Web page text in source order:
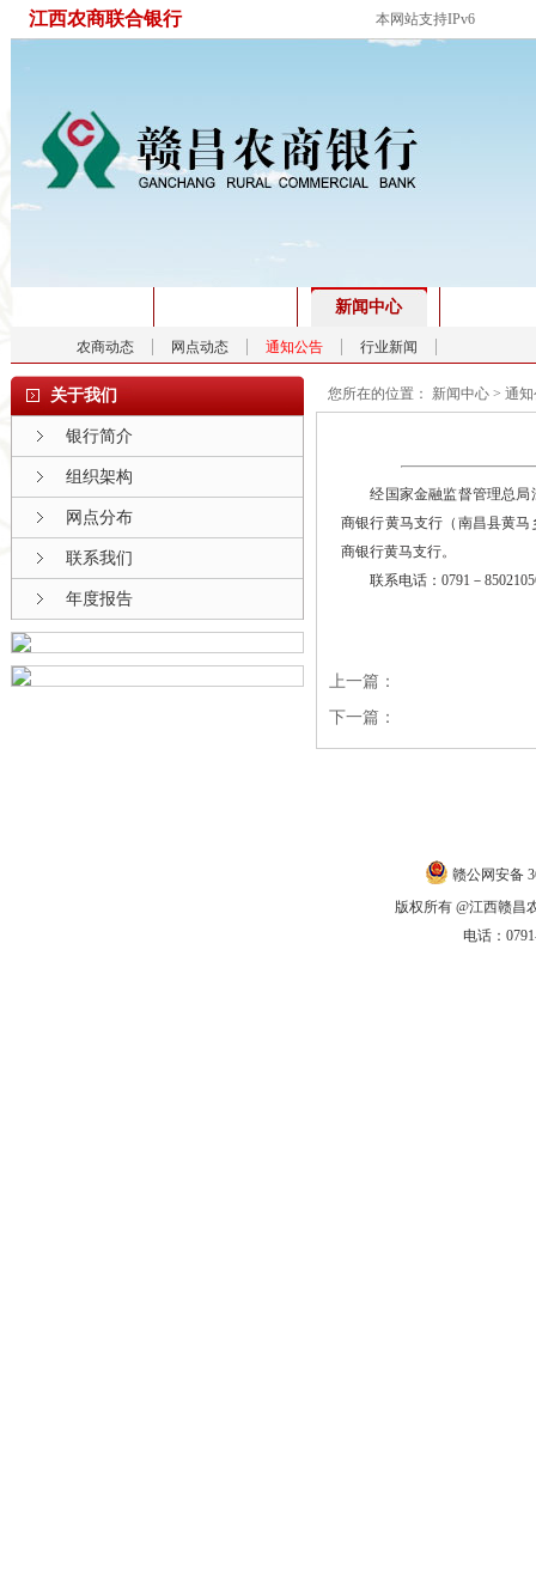
江西农商联合银行 本网站支持IPv6
新闻中心
农商动态 网点动态 通知公告 行业新闻
关于我们
银行简介
组织架构
网点分布
联系我们
年度报告
您所在的位置： 新闻中心 > 通
经国家金融监督管理总局江
商银行黄马支行（南昌县黄
商银行黄马支行。
联系电话：0791－
上一篇：
下一篇：
赣公网安备
版权所有 @江西赣昌
电话：